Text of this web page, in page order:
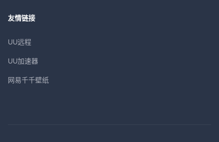
友情链接
UU远程
UU加速器
网易千千壁纸